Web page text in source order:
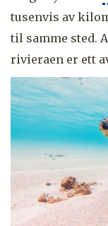
tusenvis av
til samme sted.
rivieraen er ett